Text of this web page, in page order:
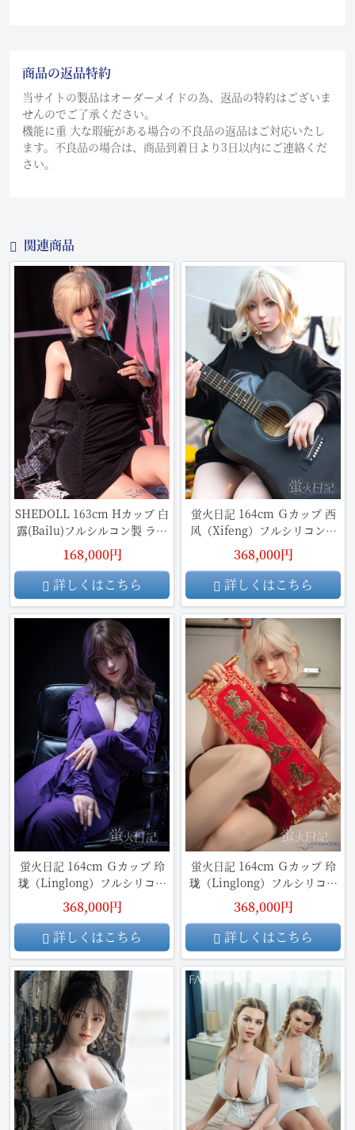
商品の返品特約
当サイトの製品はオーダーメイドの為、返品の特約はございま
せんのでご了承ください。
機能に重 大な瑕疵がある場合の不良品の返品はご対応いたし
ます。不良品の場合は、商品到着日より3日以内にご連絡くだ
さい。
関連商品
SHEDOLL 163cm Hカップ 白
露(Bailu)フルシルコン製 ラブ
ドール
168,000円
詳しくはこちら
蛍火日記 164cm Ｇカップ 西
风（Xifeng）フルシリコン製
リアルドール
368,000円
詳しくはこちら
蛍火日記 164cm Ｇカップ 玲
珑（Linglong）フルシリコン
製 リアルドール
368,000円
詳しくはこちら
蛍火日記 164cm Ｇカップ 玲
珑（Linglong）フルシリコン
製リアルドール
368,000円
詳しくはこちら